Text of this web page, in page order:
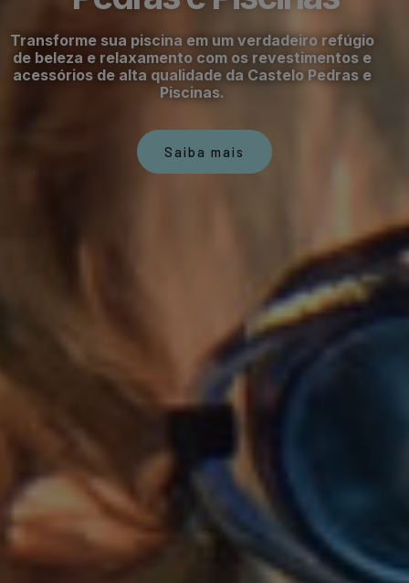
Transforme sua piscina em um verdadeiro refúgio
de beleza e relaxamento com os revestimentos e
acessórios de alta qualidade da Castelo Pedras e
Piscinas.
Saiba mais